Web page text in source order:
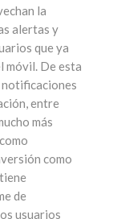
la
alertas y
que ya
móvil. De esta
entre
más
como
de
usuarios